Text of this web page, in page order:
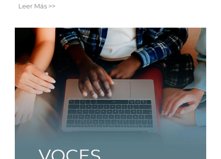
Leer Más >>